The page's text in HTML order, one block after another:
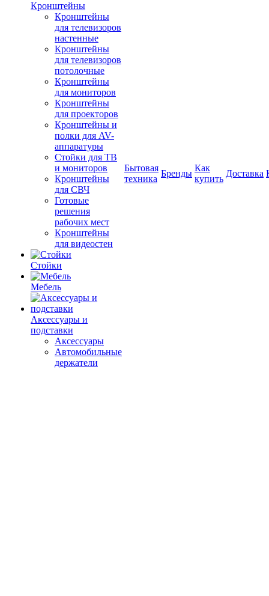
Кронштейны
Кронштейны
для телевизоров
настенные
Кронштейны
для телевизоров
потолочные
Кронштейны
для мониторов
Кронштейны
для проекторов
Кронштейны и
полки для AV-
аппаратуры
Стойки для ТВ
и мониторов
Кронштейны
для СВЧ
Готовые
решения
рабочих мест
Кронштейны
для видеостен
Стойки
Мебель
Аксессуары и
подставки
Аксессуары
Автомобильные
держатели
Бытовая
техника
Бренды
Как
купить
Доставка